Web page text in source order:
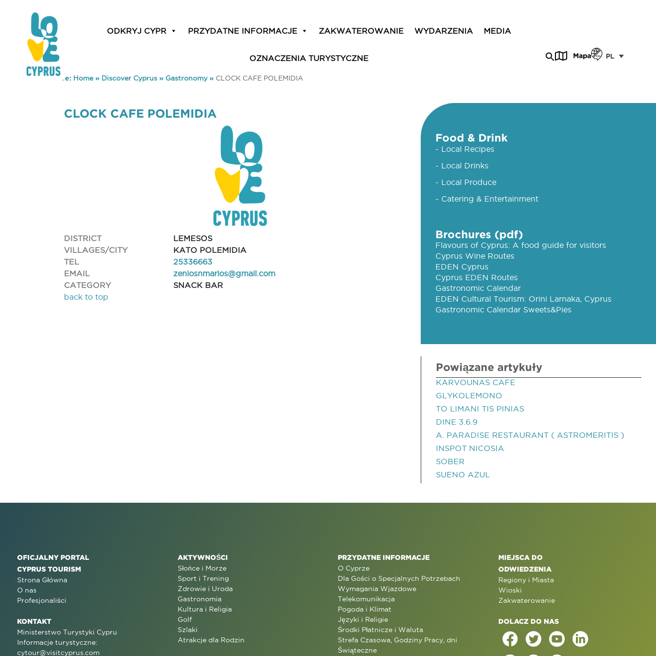
ODKRYJ CYPR PRZYDATNE INFORMACJE ZAKWATEROWANIE WYDARZENIA MEDIA
OZNACZENIA TURYSTYCZNE Mapa PL
You are here: Home» Discover Cyprus » Gastronomy» CLOCK CAFE POLEMIDIA
CLOCK CAFE POLEMIDIA
DISTRICT
LEMESOS
VILLAGES/CITY
KATO POLEMIDIA
TEL
25336663
EMAIL
zeniosnmarios@gmail.com
CATEGORY
SNACK BAR
back to top
Food & Drink
- Local Recipes
- Local Drinks
- Local Produce
- Catering & Entertainment
Brochures (pdf)
Flavours of Cyprus: A food guide for visitors
Cyprus Wine Routes
EDEN Cyprus
Cyprus EDEN Routes
Gastronomic Calendar
EDEN Cultural Tourism: Orini Larnaka, Cyprus
Gastronomic Calendar Sweets&Pies
Powiązane artykuły
KARVOUNAS CAFE
GLYKOLEMONO
TO LIMANI TIS PINIAS
DINE 3.6.9
A. PARADISE RESTAURANT ( ASTROMERITIS )
INSPOT NICOSIA
SOBER
SUENO AZUL
OFICJALNY PORTAL
CYPRUS TOURISM
Strona Główna
O nas
Profesjonaliści
KONTAKT
Ministerstwo Turystyki Cypru
Informacje turystyczne:
cytour@visitcyprus.com
AKTYWNOŚCI
Słońce i Morze
Sport i Trening
Zdrowie i Uroda
Gastronomia
Kultura i Religia
Golf
Szlaki
Atrakcje dla Rodzin
PRZYDATNE INFORMACJE
O Cyprze
Dla Gości o Specjalnych Potrzebach
Wymagania Wjazdowe
Telekomunikacja
Pogoda i Klimat
Języki i Religie
Środki Płatnicze i Waluta
Strefa Czasowa, Godziny Pracy, dni
Świąteczne
MIEJSCA DO
ODWIEDZENIA
Regiony i Miasta
Wioski
Zakwaterowanie
DOLACZ DO NAS